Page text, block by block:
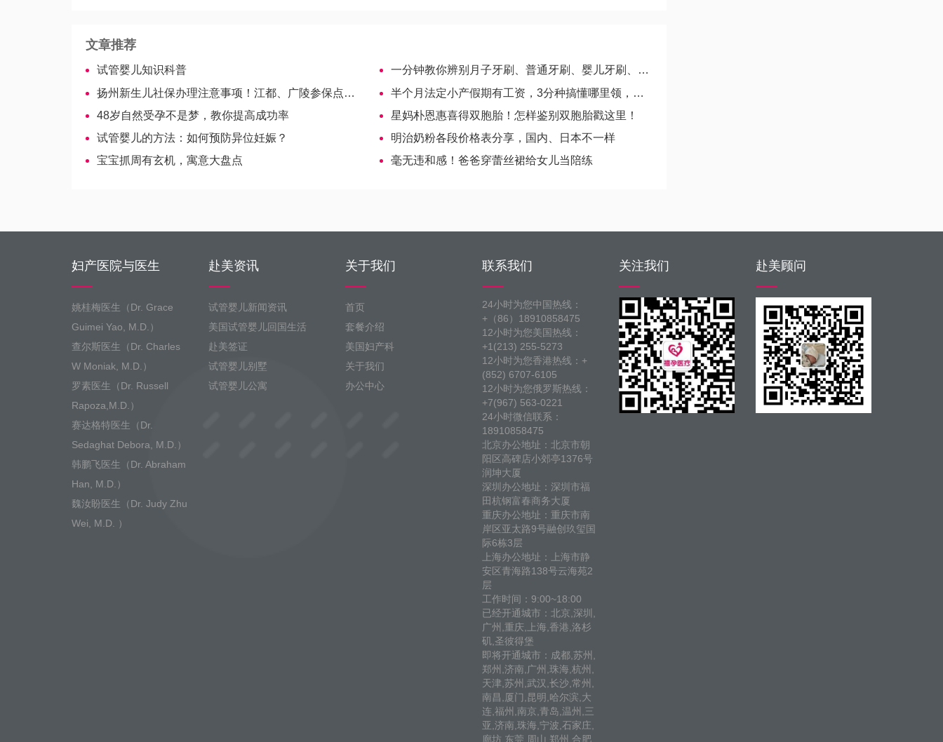
文章推荐
试管婴儿知识科普
一分钟教你辨别月子牙刷、普通牙刷、婴儿牙刷、孕妇牙刷
扬州新生儿社保办理注意事项！江都、广陵参保点清单赶收好
半个月法定小产假期有工资，3分种搞懂哪里领，如何发
48岁自然受孕不是梦，教你提高成功率
星妈朴恩惠喜得双胞胎！怎样鉴别双胞胎戳这里！
试管婴儿的方法：如何预防异位妊娠？
明治奶粉各段价格表分享，国内、日本不一样
宝宝抓周有玄机，寓意大盘点
毫无违和感！爸爸穿蕾丝裙给女儿当陪练
妇产医院与医生
姚桂梅医生（Dr. Grace
Guimei Yao, M.D.）
查尔斯医生（Dr. Charles
W Moniak, M.D.）
罗素医生（Dr. Russell
Rapoza,M.D.）
赛达格特医生（Dr.
Sedaghat Debora, M.D.）
韩鹏飞医生（Dr. Abraham
Han, M.D.）
魏汝盼医生（Dr. Judy Zhu
Wei, M.D. ）
赴美资讯
试管婴儿新闻资讯
美国试管婴儿回国生活
赴美签证
试管婴儿别墅
试管婴儿公寓
关于我们
首页
套餐介绍
美国妇产科
关于我们
办公中心
联系我们
24小时为您中国热线：
+（86）18910858475
12小时为您美国热线：
+1(213) 255-5273
12小时为您香港热线：+
(852) 6707-6105
12小时为您俄罗斯热线：
+7(967) 563-0221
24小时微信联系：
18910858475
北京办公地址：北京市朝
阳区高碑店小郊亭1376号
润坤大厦
深圳办公地址：深圳市福
田杭钢富春商务大厦
重庆办公地址：重庆市南
岸区亚太路9号融创玖玺国
际6栋3层
上海办公地址：上海市静
安区青海路138号云海苑2
层
工作时间：9:00~18:00
已经开通城市：北京,深圳,
广州,重庆,上海,香港,洛杉
矶,圣彼得堡
即将开通城市：成都,苏州,
郑州,济南,广州,珠海,杭州,
天津,苏州,武汉,长沙,常州,
南昌,厦门,昆明,哈尔滨,大
连,福州,南京,青岛,温州,三
亚,济南,珠海,宁波,石家庄,
廊坊,东莞,周山,郑州,合肥,
关注我们 赴美顾问